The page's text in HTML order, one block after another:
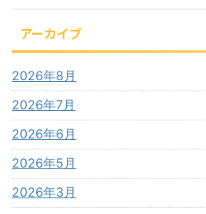
アーカイブ
2026年8月
2026年7月
2026年6月
2026年5月
2026年3月